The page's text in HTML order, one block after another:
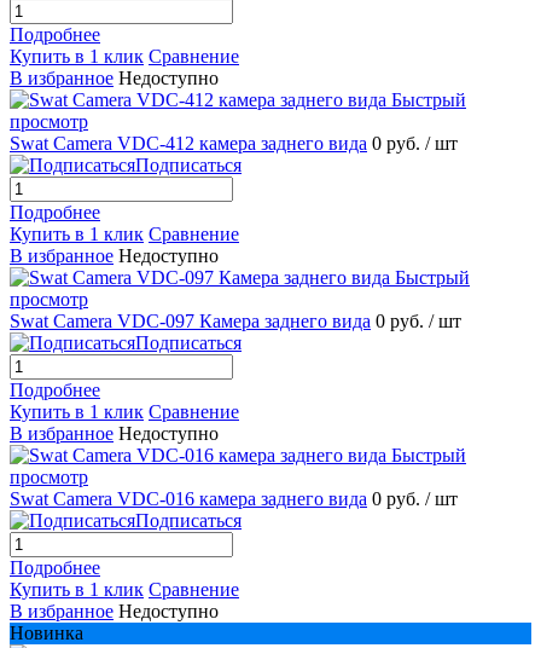
Подробнее
Купить в 1 клик Сравнение
В избранное Недоступно
Быстрый
просмотр
Swat Camera VDC-412 камера заднего вида 0 руб. / шт
Подписаться
Подробнее
Купить в 1 клик Сравнение
В избранное Недоступно
Быстрый
просмотр
Swat Camera VDC-097 Камера заднего вида 0 руб. / шт
Подписаться
Подробнее
Купить в 1 клик Сравнение
В избранное Недоступно
Быстрый
просмотр
Swat Camera VDC-016 камера заднего вида 0 руб. / шт
Подписаться
Подробнее
Купить в 1 клик Сравнение
В избранное Недоступно
Новинка